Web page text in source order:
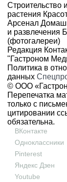
Строительство
растения
Арсенал
и развлечения
(фотогалереи)
Редакция
"Гастроном
Политика в
данных
© ООО
Перепечатка
только с
цитировании
обязательна.
ВКонтакте
Одноклассники
Pinterest
Яндекс Дзен
Youtube